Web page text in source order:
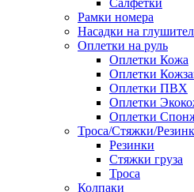
Салфетки
Рамки номера
Насадки на
Оплетки на руль
Оплетки Кожа
Оплетки
Оплетки ПВХ
Оплетки
Оплетки
Троса/Стяжки/
Резинки
Стяжки груза
Троса
Колпаки